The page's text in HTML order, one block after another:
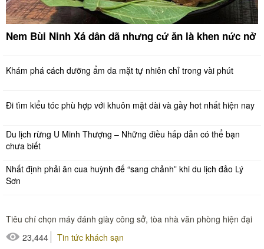
Nem Bùi Ninh Xá dân dã nhưng cứ ăn là khen nức nở
Khám phá cách dưỡng ẩm da mặt tự nhiên chỉ trong vài phút
Đi tìm kiểu tóc phù hợp với khuôn mặt dài và gầy hot nhất hiện nay
Du lịch rừng U Minh Thượng – Những điều hấp dẫn có thể bạn
chưa biết
Nhất định phải ăn cua huỳnh đế “sang chảnh” khi du lịch đảo Lý
Sơn
Tiêu chí chọn máy đánh giày công sở, tòa nhà văn phòng hiện đại
23,444
Tin tức khách sạn